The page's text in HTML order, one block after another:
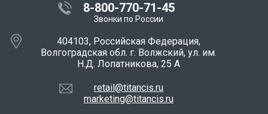
8-800-770-71-45
Звонки по России
404103, Российская Федерация,
Волгоградская обл. г. Волжский, ул. им.
Н.Д. Лопатникова, 25 А
retail@titancis.ru
marketing@titancis.ru